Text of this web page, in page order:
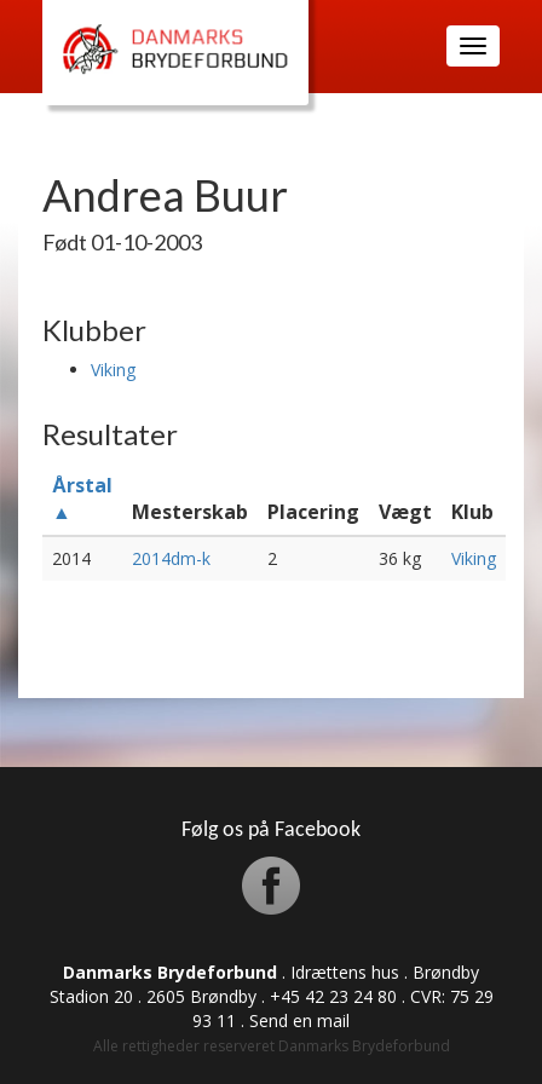
Toggle
navigation
Andrea Buur
Født 01-10-2003
Klubber
Viking
Resultater
Årstal
▲
Mesterskab Placering Vægt Klub
2014 2014dm-k 2 36 kg Viking
Følg os på Facebook
Danmarks Brydeforbund . Idrættens hus . Brøndby
Stadion 20 . 2605 Brøndby . +45 42 23 24 80 . CVR: ​​​​​​75 29
93 11 . Send en mail
Alle rettigheder reserveret Danmarks Brydeforbund